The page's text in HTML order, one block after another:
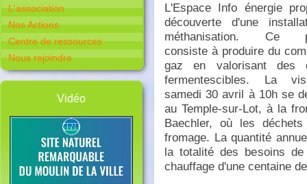
L'association
Nos Actions
Centre de ressources
Nous rejoindre
Vidéo
L'Espace Info énergie
découverte d'une
méthanisation. Ce
consiste à produire du
gaz en valorisant des
fermentescibles. La
samedi 30 avril à 10h se
au Temple-sur-Lot, à la
Baechler, où les
fromage. La quantité
la totalité des besoins
chauffage d'une centaine